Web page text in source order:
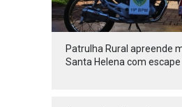
Patrulha Rural apreende
Santa Helena com